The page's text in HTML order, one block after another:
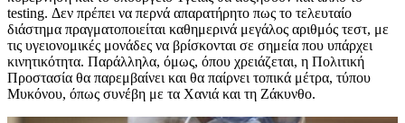
testing. Δεν πρέπει να περνά απαρατήρητο πως το τελευταίο
διάστημα πραγματοποιείται καθημερινά μεγάλος αριθμός τεστ, με
τις υγειονομικές μονάδες να βρίσκονται σε σημεία που υπάρχει
κινητικότητα. Παράλληλα, όμως, όπου χρειάζεται, η Πολιτική
Προστασία θα παρεμβαίνει και θα παίρνει τοπικά μέτρα, τύπου
Μυκόνου, όπως συνέβη με τα Χανιά και τη Ζάκυνθο.